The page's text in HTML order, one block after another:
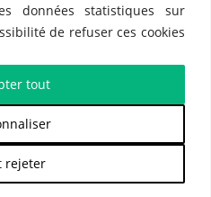
données statistiques sur
de refuser ces cookies
rejeter
tout
38, 8, 1, 08007 Barcelone, Espagne |
💙et de l'US Bretons de Paris 🤍